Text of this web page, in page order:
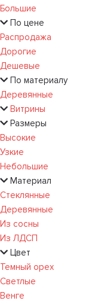
Большие
По цене
Распродажа
Дорогие
Дешевые
По материалу
Деревянные
Витрины
Размеры
Высокие
Узкие
Небольшие
Материал
Стеклянные
Деревянные
Из сосны
Из ЛДСП
Цвет
Темный орех
Светлые
Венге